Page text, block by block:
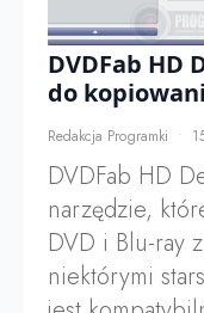
DVDFab HD
do
Redakcja Programki
DVDFab HD
narzędzie,
DVD i Blu-ray
niektórymi